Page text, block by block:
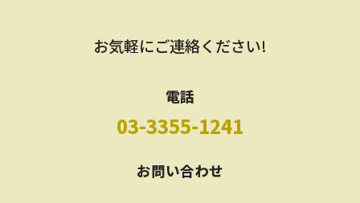
お気軽にご連絡ください!
電話
03-3355-1241
お問い合わせ